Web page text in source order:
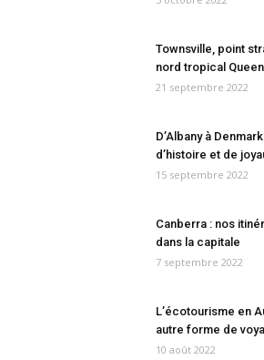
Townsville, point
nord tropical
21 septembre 2022
D’Albany à
d’histoire et de
15 septembre 2022
Canberra : nos
dans la capitale
7 septembre 2022
L’écotourisme en
autre forme de
10 août 2022